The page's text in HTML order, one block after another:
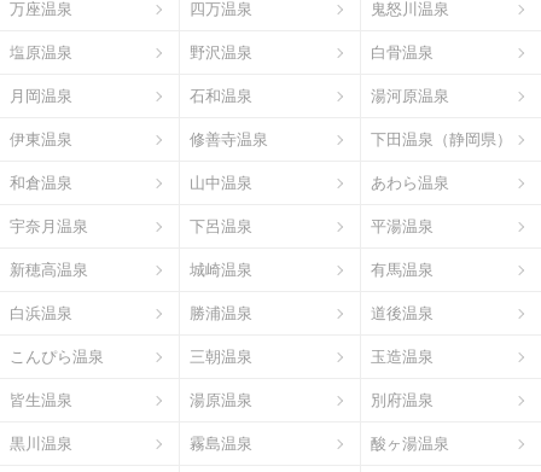
万座温泉 四万温泉 鬼怒川温泉
塩原温泉 野沢温泉 白骨温泉
月岡温泉 石和温泉 湯河原温泉
伊東温泉 修善寺温泉 下田温泉（静岡県）
和倉温泉 山中温泉 あわら温泉
宇奈月温泉 下呂温泉 平湯温泉
新穂高温泉 城崎温泉 有馬温泉
白浜温泉 勝浦温泉 道後温泉
こんぴら温泉 三朝温泉 玉造温泉
皆生温泉 湯原温泉 別府温泉
黒川温泉 霧島温泉 酸ヶ湯温泉